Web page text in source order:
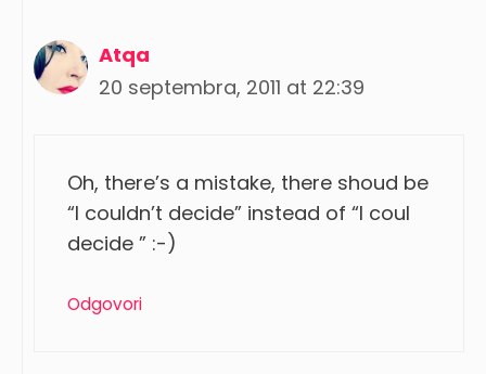
Atqa
20 septembra, 2011 at 22:39
Oh, there’s a mistake, there shoud be
“I couldn’t decide” instead of “I coul
decide ” :-)
Odgovori